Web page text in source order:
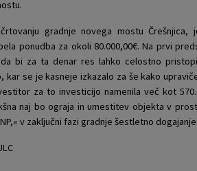
gradnje novega mostu Črešnjica,
ponudba za okoli 80.000,00€. Na prvi
bi za ta denar res lahko celostno
kar se je kasneje izkazalo za še kako
za to investicijo namenila več kot
naj bo ograja in umestitev objekta v
v zaključni fazi gradnje šestletno